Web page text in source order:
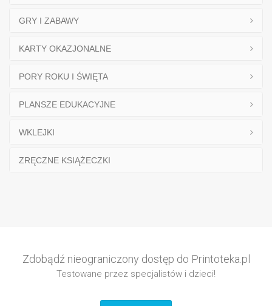
GRY I ZABAWY
KARTY OKAZJONALNE
PORY ROKU I ŚWIĘTA
PLANSZE EDUKACYJNE
WKLEJKI
ZRĘCZNE KSIĄŻECZKI
Zdobądź nieograniczony dostęp do Printoteka.pl
Testowane przez specjalistów i dzieci!